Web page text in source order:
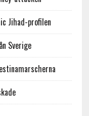
Jihad-profilen
Sverige